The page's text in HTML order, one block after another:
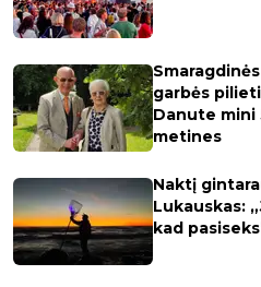
garbės
Danute mini
metines
Naktį
Lukauskas:
kad